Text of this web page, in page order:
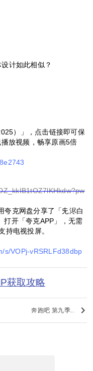
计如此相似？
）」，点击链接即可保
放视频，畅享原画5倍
克网盘分享了「兂浕白
打开「夸克APP」，无需
持电视投屏。
s/VOPj-vRSRLFd38dbp
获取攻略
奔跑吧 第九季.. keyboard_arrow_right